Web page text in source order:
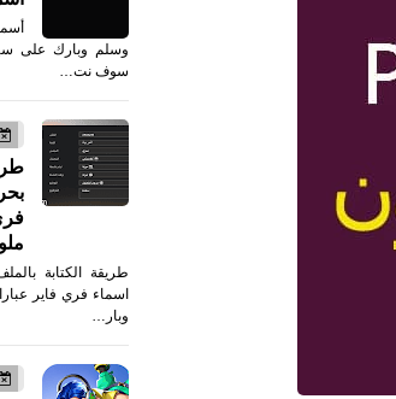
وسلم وبارك على
سوف نت…
طريقة الكتابة
اسماء فري فاير
وبار…